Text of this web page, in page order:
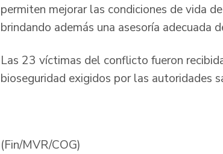
permiten mejorar las condiciones de vida
brindando además una asesoría adecuada
Las 23 víctimas del conflicto fueron
bioseguridad exigidos por las autoridades
(Fin/MVR/COG)